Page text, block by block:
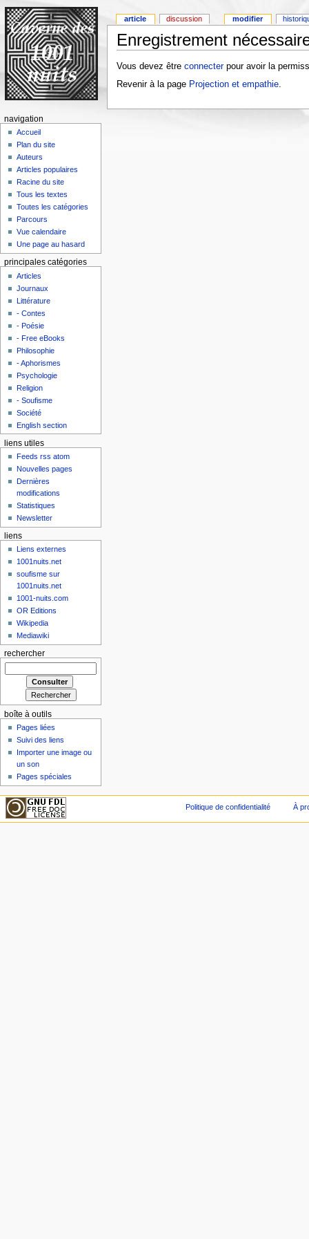
Enregistrement
Vous devez être connecterpour avoir la
Revenir à la page Projection et empathie.
article discussion modifier
navigation
Accueil
Plan du site
Auteurs
Articles populaires
Racine du site
Tous les textes
Toutes les catégories
Parcours
Vue calendaire
Une page au hasard
principales catégories
Articles
Journaux
Littérature
- Contes
- Poésie
- Free eBooks
Philosophie
- Aphorismes
Psychologie
Religion
- Soufisme
Société
English section
liens utiles
Feeds rss atom
Nouvelles pages
Dernières
modifications
Statistiques
Newsletter
liens
Liens externes
1001nuits.net
soufisme sur
1001nuits.net
1001-nuits.com
OR Editions
Wikipedia
Mediawiki
rechercher
boîte à outils
Pages liées
Suivi des liens
Importer une image ou
un son
Pages spéciales
Politique de confidentialité À